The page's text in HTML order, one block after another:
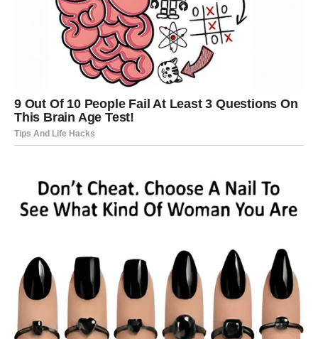
Sedam radnji koje bi žene starije od 60 trebale izbjegavati:
ovi pogrešni koraci su NEOPROSTIVI.